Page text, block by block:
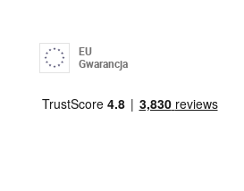
EU
Gwarancja